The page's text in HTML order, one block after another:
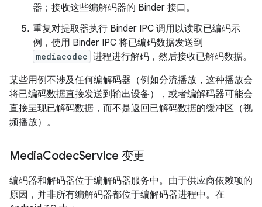
器；接收这些编解码器的 Binder 接口。
重复对提取器执行 Binder IPC 调用以读取已编码示
例，使用 Binder IPC 将已编码数据发送到
mediacodec 进程进行解码，然后接收已解码数据。
某些用例不涉及任何编解码器（例如分流播放，这种播放会
将已编码数据直接发送到输出设备），或者编解码器可能会
直接呈现已解码数据，而不是返回已解码数据的缓冲区（视
频播放）。
MediaCodecService 变更
编码器和解码器位于编解码器服务中。由于供应商依赖项的
原因，并非所有编解码器都位于编解码器进程中。在